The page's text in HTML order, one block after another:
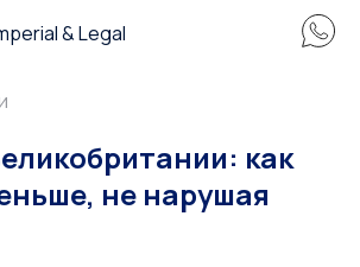
как
не нарушая